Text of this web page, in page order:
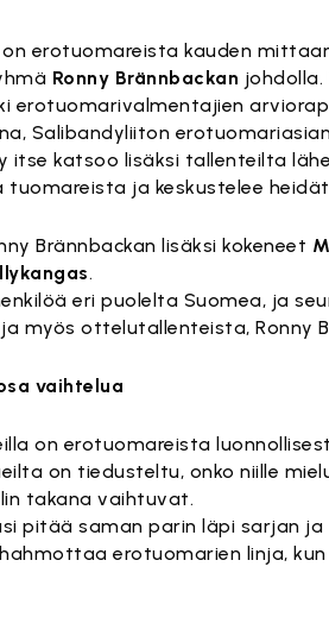
erotuomareista kauden
Ronny Brännbackan johdolla.
erotuomarivalmentajien
Salibandyliiton
itse katsoo lisäksi tallenteilta
tuomareista ja keskustelee
Brännbackan lisäksi kokeneet
.
eri puolelta Suomea, ja
myös ottelutallenteista, Ronny
vaihtelua
on erotuomareista
on tiedusteltu, onko niille
takana vaihtuvat.
pitää saman parin läpi sarjan ja
erotuomarien linja, kun